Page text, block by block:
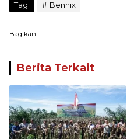
Tag: Bennix
Bagikan
Berita Terkait